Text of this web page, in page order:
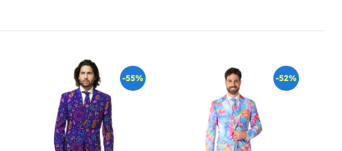
-55% -52%